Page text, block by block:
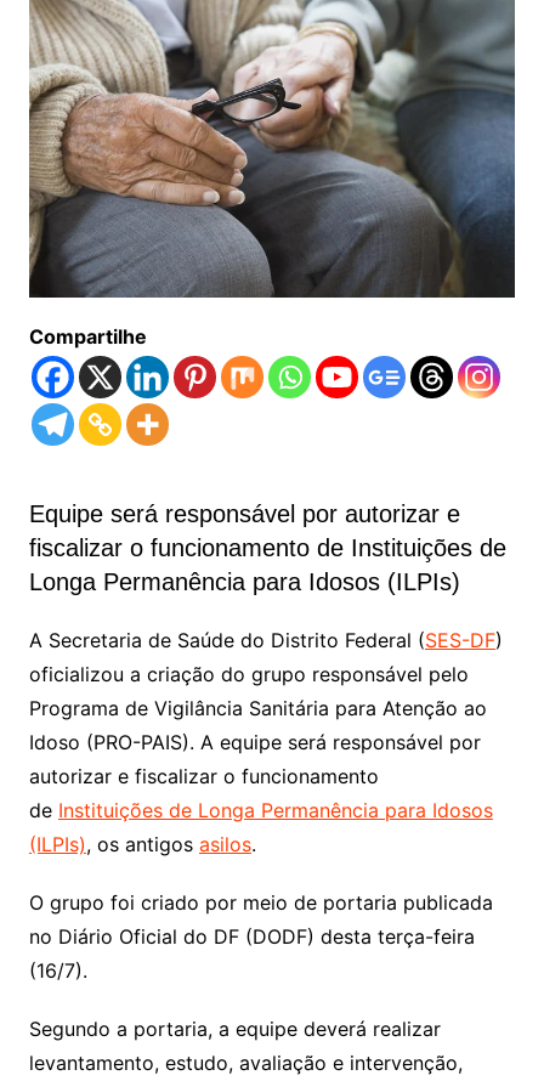
Compartilhe
Equipe será responsável por autorizar e
fiscalizar o funcionamento de Instituições de
Longa Permanência para Idosos (ILPIs)
A Secretaria de Saúde do Distrito Federal (SES-DF)
oficializou a criação do grupo responsável pelo
Programa de Vigilância Sanitária para Atenção ao
Idoso (PRO-PAIS). A equipe será responsável por
autorizar e fiscalizar o funcionamento
de Instituições de Longa Permanência para Idosos
(ILPIs), os antigos asilos.
O grupo foi criado por meio de portaria publicada
no Diário Oficial do DF (DODF) desta terça-feira
(16/7).
Segundo a portaria, a equipe deverá realizar
levantamento, estudo, avaliação e intervenção,